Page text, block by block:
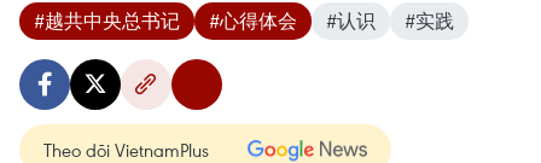
#越共中央总书记 #心得体会 #认识 #实践
Theo dõi VietnamPlus